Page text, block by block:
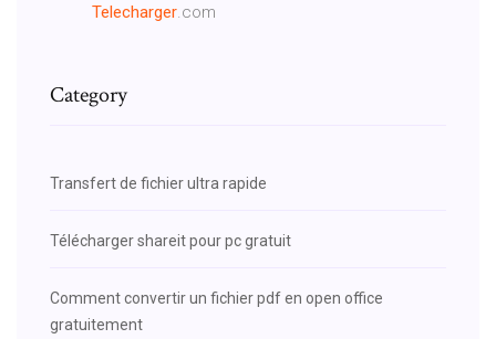
Telecharger.com
Category
Transfert de fichier ultra rapide
Télécharger shareit pour pc gratuit
Comment convertir un fichier pdf en open office
gratuitement